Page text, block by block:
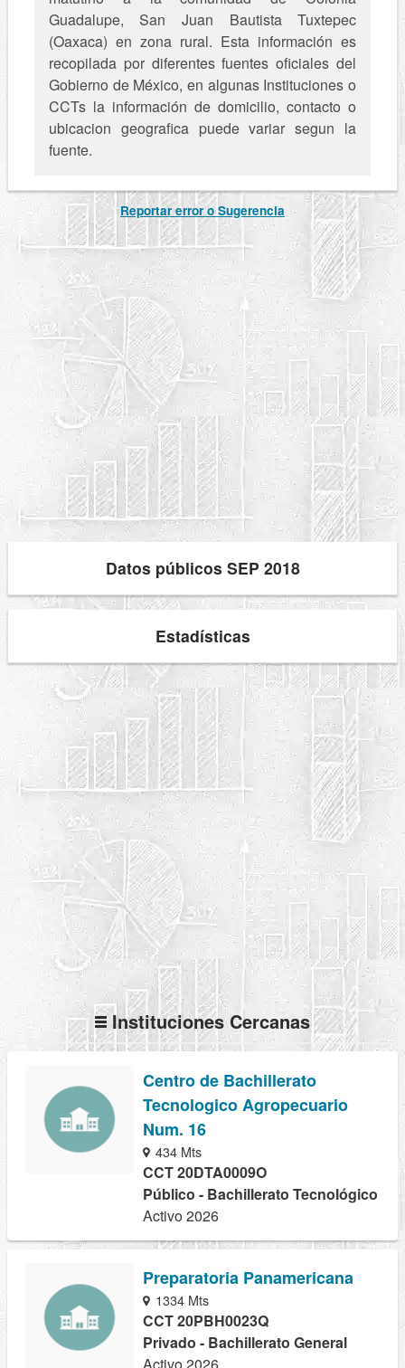
Guadalupe, San Juan Bautista Tuxtepec
(Oaxaca) en zona rural. Esta información es
recopilada por diferentes fuentes oficiales del
Gobierno de México, en algunas Instituciones o
CCTs la información de domicilio, contacto o
ubicacion geografica puede variar segun la
fuente.
Reportar error o Sugerencia
Datos públicos SEP 2018
Estadísticas
Instituciones Cercanas
Centro de Bachillerato
Tecnologico Agropecuario
Num. 16
434 Mts
CCT 20DTA0009O
Público - Bachillerato Tecnológico
Activo 2026
Preparatoria Panamericana
1334 Mts
CCT 20PBH0023Q
Privado - Bachillerato General
Activo 2026